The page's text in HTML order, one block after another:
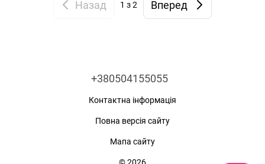
Назад 1 з 2 Вперед
+380504155055
Контактна інформація
Повна версія сайту
Мапа сайту
© 2026